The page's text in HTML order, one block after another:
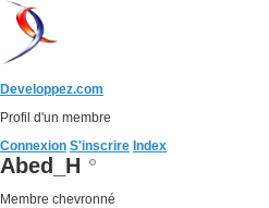
Developpez.com
Profil d'un membre
Connexion S'inscrire Index
Abed_H
Membre chevronné